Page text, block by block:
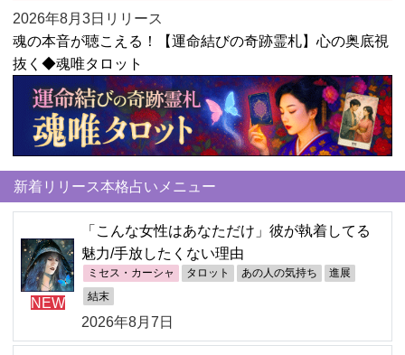
2026年8月3日リリース
魂の本音が聴こえる！【運命結びの奇跡霊札】心の奥底視
抜く◆魂唯タロット
新着リリース本格占いメニュー
NEW
「こんな女性はあなただけ」彼が執着してる
魅力/手放したくない理由
ミセス・カーシャ タロット あの人の気持ち 進展
結末
2026年8月7日